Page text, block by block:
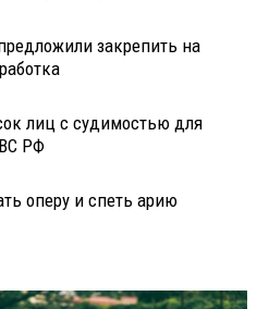
закрепить на
лиц с судимостью для
РФ
оперу и спеть арию